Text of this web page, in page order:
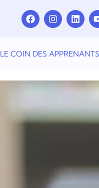
LE COIN DES APPRENANTS